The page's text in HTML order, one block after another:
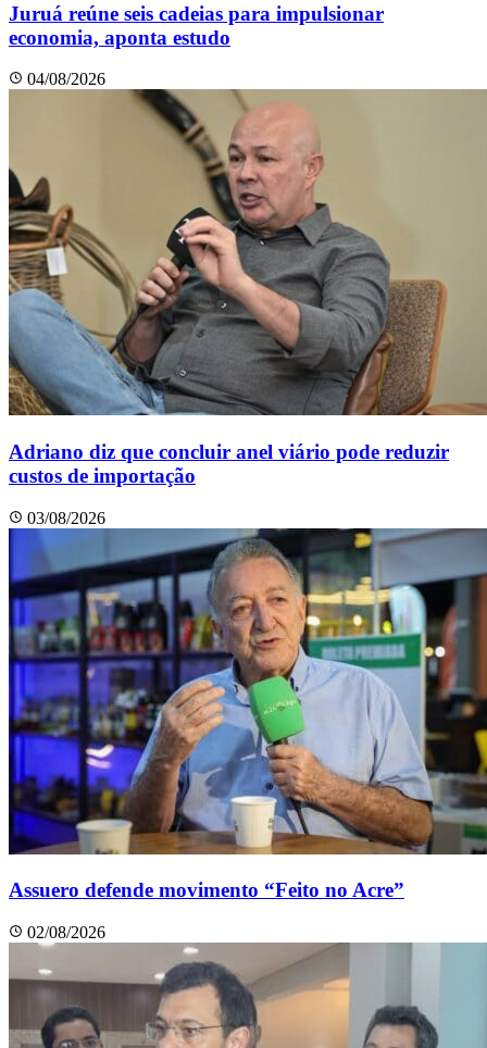
Juruá reúne seis cadeias para impulsionar
economia, aponta estudo
04/08/2026
Adriano diz que concluir anel viário pode reduzir
custos de importação
03/08/2026
Assuero defende movimento “Feito no Acre”
02/08/2026